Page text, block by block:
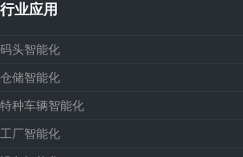
行业应用
码头智能化
仓储智能化
特种车辆智能化
工厂智能化